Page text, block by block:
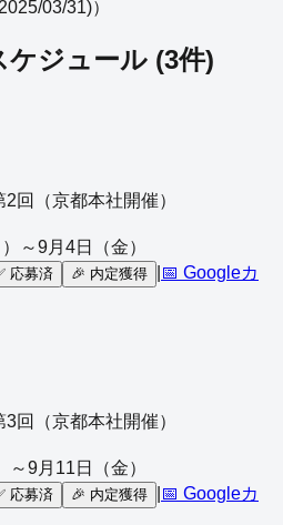
03/31)）
ケジュール (3件)
回（京都本社開催）
～9月4日（金）
応募済 🎉 内定獲得
📅 Googleカ
回（京都本社開催）
9月11日（金）
応募済 🎉 内定獲得
📅 Googleカ